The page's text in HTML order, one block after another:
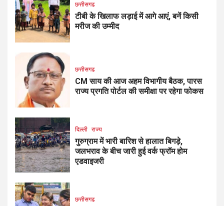
छत्तीसगढ
टीबी के खिलाफ लड़ाई में आगे आएं, बनें किसी
मरीज की उम्मीद
छत्तीसगढ
CM साय की आज अहम विभागीय बैठक, पारस
राज्य प्रगति पोर्टल की समीक्षा पर रहेगा फोकस
दिल्ली राज्य
गुरुग्राम में भारी बारिश से हालात बिगड़े,
जलभराव के बीच जारी हुई वर्क फ्रॉम होम
एडवाइजरी
छत्तीसगढ